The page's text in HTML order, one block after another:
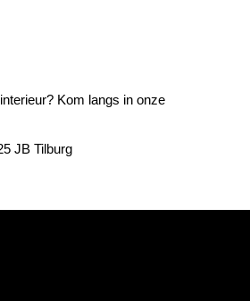
Kom langs in onze
JB Tilburg